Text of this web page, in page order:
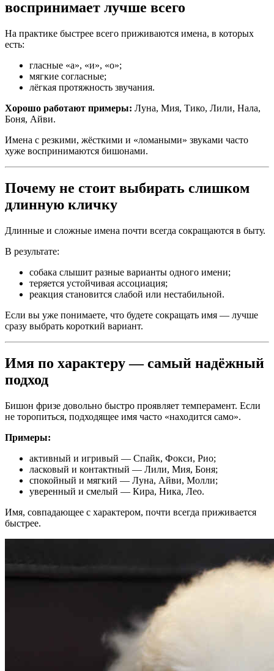
воспринимает лучше всего
На практике быстрее всего приживаются имена, в которых
есть:
гласные «а», «и», «о»;
мягкие согласные;
лёгкая протяжность звучания.
Хорошо работают примеры: Луна, Мия, Тико, Лили, Нала,
Боня, Айви.
Имена с резкими, жёсткими и «ломаными» звуками часто
хуже воспринимаются бишонами.
Почему не стоит выбирать слишком
длинную кличку
Длинные и сложные имена почти всегда сокращаются в быту.
В результате:
собака слышит разные варианты одного имени;
теряется устойчивая ассоциация;
реакция становится слабой или нестабильной.
Если вы уже понимаете, что будете сокращать имя — лучше
сразу выбрать короткий вариант.
Имя по характеру — самый надёжный
подход
Бишон фризе довольно быстро проявляет темперамент. Если
не торопиться, подходящее имя часто «находится само».
Примеры:
активный и игривый — Спайк, Фокси, Рио;
ласковый и контактный — Лили, Мия, Боня;
спокойный и мягкий — Луна, Айви, Молли;
уверенный и смелый — Кира, Ника, Лео.
Имя, совпадающее с характером, почти всегда приживается
быстрее.